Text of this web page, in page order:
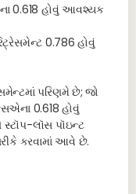
0.618 હોવું આવશ્યક
0.786 હોવું
પરિણમે છે; જો
0.618 હોવું
લૉસ પૉઇન્ટ
કરવામાં આવે છે.